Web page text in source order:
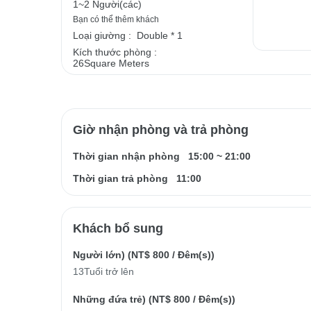
1~2 Người(các)
Bạn có thể thêm khách
Loại giường :
Double * 1
Kích thước phòng :
26Square Meters
Giờ nhận phòng và trả phòng
Thời gian nhận phòng 15:00 ~ 21:00
Thời gian trả phòng
11:00
Khách bổ sung
Người lớn) (NT$ 800 / Đêm(s))
13Tuổi trở lên
Những đứa trẻ) (NT$ 800 / Đêm(s))